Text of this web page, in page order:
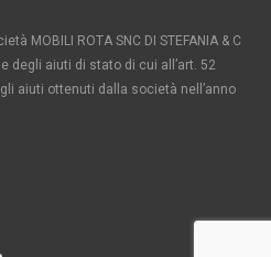
MOBILI ROTA SNC DI STEFANIA & C
degli aiuti di stato di cui all’art. 52
aiuti ottenuti dalla società nell’anno